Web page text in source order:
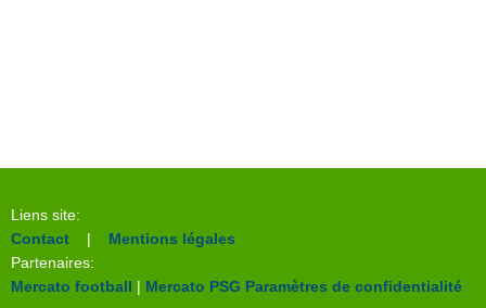
Liens site:
Contact | Mentions légales
Partenaires:
Mercato football | Mercato PSG Paramètres de confidentialité